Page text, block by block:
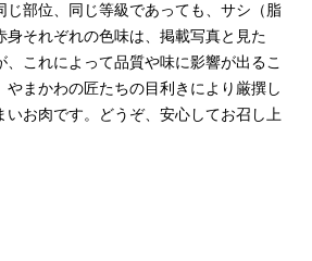
じ部位、同じ等級であっても、サシ（脂
身それぞれの色味は、掲載写真と見た
、これによって品質や味に影響が出るこ
やまかわの匠たちの目利きにより厳撰し
いお肉です。どうぞ、安心してお召し上